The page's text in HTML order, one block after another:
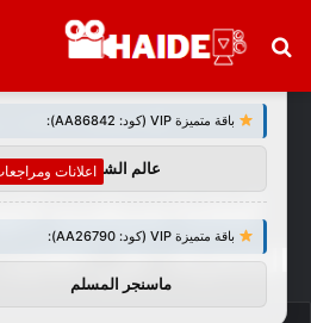
بحث
الرئيسية/
اعلانات
أماندا سيفريد
الضعيف على
توصيات :
باقة متميزة VIP (كود: AA86842):
عالم الشباب
باقة متميزة VIP (كود: AA26790):
ماسنجر المسلم